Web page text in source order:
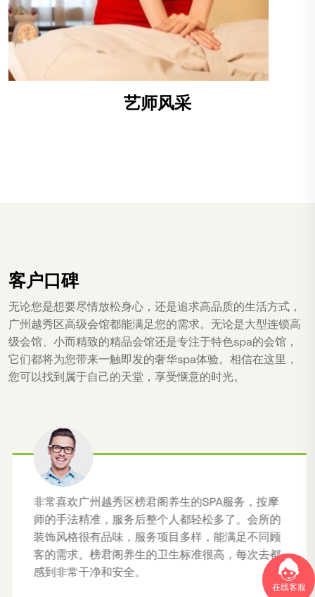
在线客服
艺师风采
客户口碑
无论您是想要尽情放松身心，还是追求高品质的生活方式，
广州越秀区高级会馆都能满足您的需求。无论是大型连锁高
级会馆、小而精致的精品会馆还是专注于特色spa的会馆，
它们都将为您带来一触即发的奢华spa体验。相信在这里，
您可以找到属于自己的天堂，享受惬意的时光。
非常喜欢广州越秀区榜君阁养生的SPA服务，按摩
师的手法精准，服务后整个人都轻松多了。会所的
装饰风格很有品味，服务项目多样，能满足不同顾
客的需求。榜君阁养生的卫生标准很高，每次去都
感到非常干净和安全。